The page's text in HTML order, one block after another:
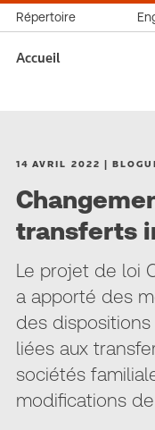
Répertoire
Accueil
14 AVRIL 2022 |
transferts
Le projet de loi
a apporté des
des
liées aux
sociétés
modifications